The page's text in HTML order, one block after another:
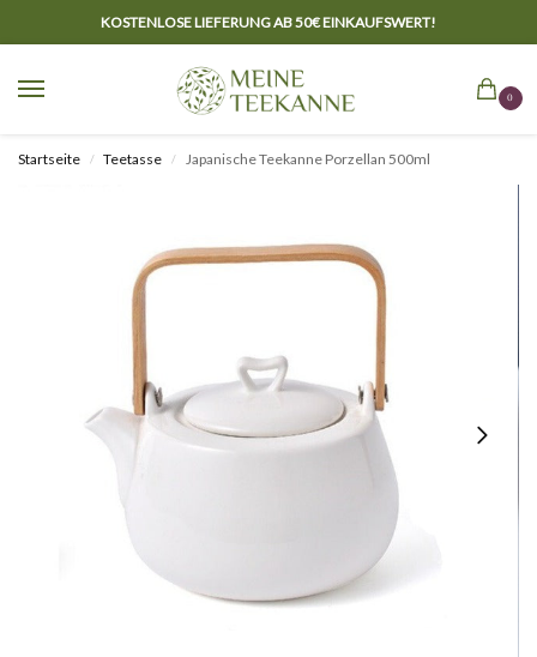
KOSTENLOSE LIEFERUNG AB 50€ EINKAUFSWERT!
0
Startseite / Teetasse / Japanische Teekanne Porzellan 500ml